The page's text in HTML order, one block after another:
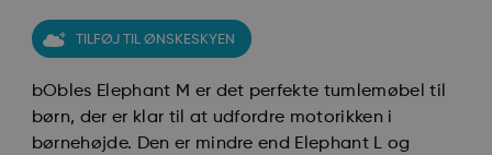
TILFØJ TIL ØNSKESKYEN
bObles Elephant M er det perfekte tumlemøbel til
børn, der er klar til at udfordre motorikken i
børnehøjde. Den er mindre end Elephant L og